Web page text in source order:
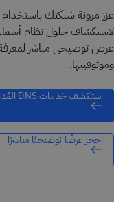
عرض توضيحي مباشر
وموثوقيتها.
استكشف خدمات DNS المُدارة
احجز عرضًا توضيحيًا مباشرًا